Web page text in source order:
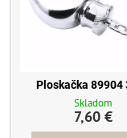
Ploskačka 89904
Skladom
7,60 €